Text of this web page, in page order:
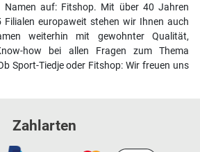
Namen auf: Fitshop. Mit über 40 Jahren
europaweit stehen wir Ihnen auch
weiterhin mit gewohnter Qualität,
how bei allen Fragen zum Thema
Sport-Tiedje oder Fitshop: Wir freuen uns
Zahlarten